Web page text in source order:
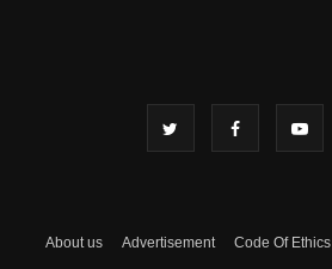
About us Advertisement Code Of Ethics